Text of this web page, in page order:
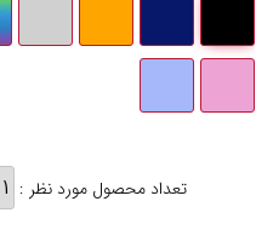
تعداد محصول مورد نظر :